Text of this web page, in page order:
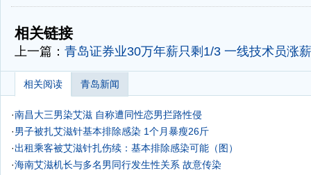
-
相关链接
上一篇： 青岛证券业30万年薪只剩1/3 一线技术员涨
相关阅读 青岛新闻
·南昌大三男染艾滋 自称遭同性恋男拦路性侵
·男子被扎艾滋针基本排除感染 1个月暴瘦26斤
·出租乘客被艾滋针扎伤续：基本排除感染可能（图）
·海南艾滋机长与多名男同行发生性关系 故意传染